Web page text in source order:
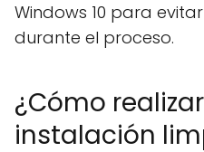
Windows 10 para
durante el proceso.
¿Cómo
instalación